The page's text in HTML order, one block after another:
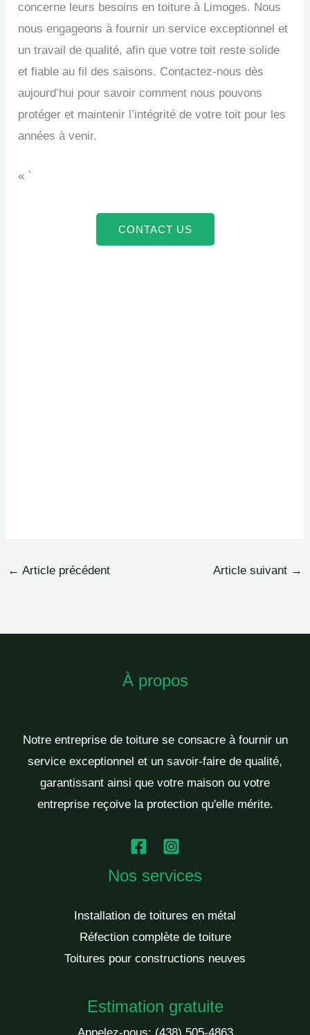
concerne leurs besoins en toiture à Limoges. Nous
nous engageons à fournir un service exceptionnel et
un travail de qualité, afin que votre toit reste solide
et fiable au fil des saisons. Contactez-nous dès
aujourd’hui pour savoir comment nous pouvons
protéger et maintenir l’intégrité de votre toit pour les
années à venir.
« `
CONTACT US
← Article précédent Article suivant →
À propos
Notre entreprise de toiture se consacre à fournir un
service exceptionnel et un savoir-faire de qualité,
garantissant ainsi que votre maison ou votre
entreprise reçoive la protection qu'elle mérite.
Nos services
Installation de toitures en métal
Réfection complète de toiture
Toitures pour constructions neuves
Estimation gratuite